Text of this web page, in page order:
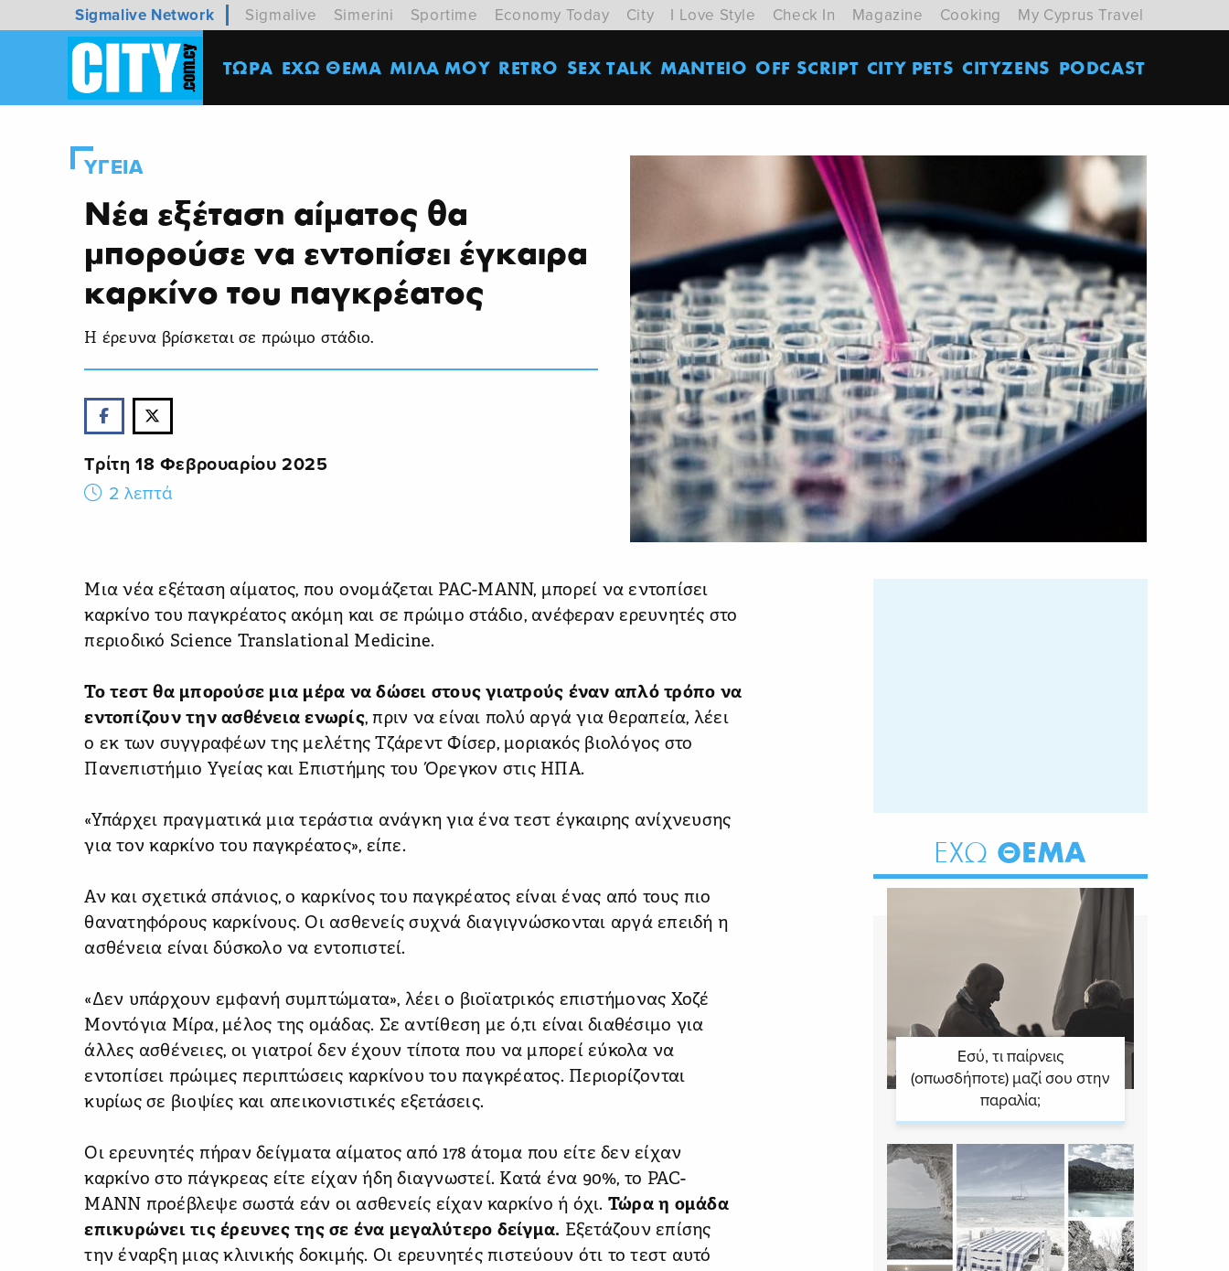
Sigmalive Network Sigmalive Simerini Sportime Economy Today City I Love Style Check In Magazine Cooking My Cyprus Travel
ΤΩΡΑ ΕΧΩ ΘΕΜΑ MΙΛΑ ΜΟΥ RETRO SEX TALK ΜΑΝΤΕΙΟ OFF SCRIPT CITY PETS CITYZENS PODCAST
ΥΓΕΙΑ
Νέα εξέταση αίματος θα
μπορούσε να εντοπίσει έγκαιρα
καρκίνο του παγκρέατος
Η έρευνα βρίσκεται σε πρώιμο στάδιο.
Τρίτη 18 Φεβρουαρίου 2025
2 λεπτά
Μια νέα εξέταση αίματος, που ονομάζεται PAC-MANN, μπορεί να εντοπίσει
καρκίνο του παγκρέατος ακόμη και σε πρώιμο στάδιο, ανέφεραν ερευνητές στο
περιοδικό Science Translational Medicine.
Το τεστ θα μπορούσε μια μέρα να δώσει στους γιατρούς έναν απλό τρόπο να
εντοπίζουν την ασθένεια ενωρίς, πριν να είναι πολύ αργά για θεραπεία, λέει
ο εκ των συγγραφέων της μελέτης Tζάρεντ Φίσερ, μοριακός βιολόγος στο
Πανεπιστήμιο Υγείας και Επιστήμης του Όρεγκον στις ΗΠΑ.
«Υπάρχει πραγματικά μια τεράστια ανάγκη για ένα τεστ έγκαιρης ανίχνευσης
για τον καρκίνο του παγκρέατος», είπε.
Αν και σχετικά σπάνιος, ο καρκίνος του παγκρέατος είναι ένας από τους πιο
θανατηφόρους καρκίνους. Οι ασθενείς συχνά διαγιγνώσκονται αργά επειδή η
ασθένεια είναι δύσκολο να εντοπιστεί.
«Δεν υπάρχουν εμφανή συμπτώματα», λέει ο βιοϊατρικός επιστήμονας Χοζέ
Μοντόγια Μίρα, μέλος της ομάδας. Σε αντίθεση με ό,τι είναι διαθέσιμο για
άλλες ασθένειες, οι γιατροί δεν έχουν τίποτα που να μπορεί εύκολα να
εντοπίσει πρώιμες περιπτώσεις καρκίνου του παγκρέατος. Περιορίζονται
κυρίως σε βιοψίες και απεικονιστικές εξετάσεις.
Οι ερευνητές πήραν δείγματα αίματος από 178 άτομα που είτε δεν είχαν
καρκίνο στο πάγκρεας είτε είχαν ήδη διαγνωστεί. Κατά ένα 90%, το PAC-
MANN προέβλεψε σωστά εάν οι ασθενείς είχαν καρκίνο ή όχι. Τώρα η ομάδα
επικυρώνει τις έρευνες της σε ένα μεγαλύτερο δείγμα. Εξετάζουν επίσης
την έναρξη μιας κλινικής δοκιμής. Οι ερευνητές πιστεύουν ότι το τεστ αυτό
ΕΧΩ ΘΕΜΑ
Εσύ, τι παίρνεις
(οπωσδήποτε) μαζί σου στην
παραλία;